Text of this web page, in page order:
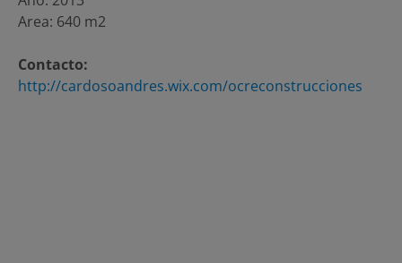
Area: 640 m2
Contacto:
http://cardosoandres.wix.com/ocreconstrucciones